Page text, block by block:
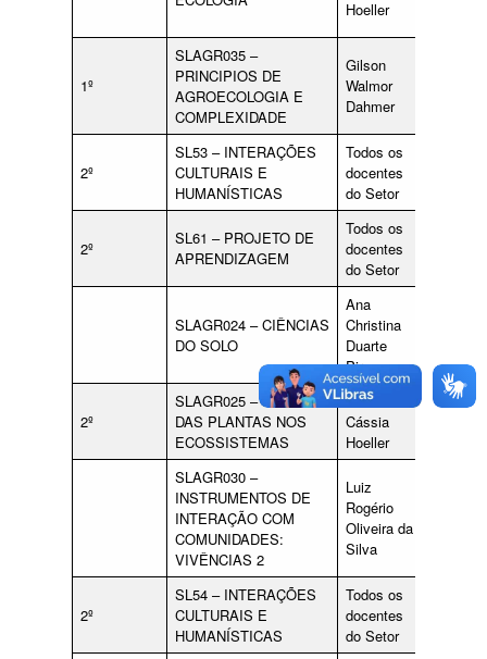
Hoeller
1º
SLAGR035 –
PRINCIPIOS DE
AGROECOLOGIA E
COMPLEXIDADE
Gilson
Walmor
Dahmer
2º
SL53 – INTERAÇÕES
CULTURAIS E
HUMANÍSTICAS
Todos os
docentes
do Setor
2º
SL61 – PROJETO DE
APRENDIZAGEM
Todos os
docentes
do Setor
SLAGR024 – CIÊNCIAS
DO SOLO
Ana
Christina
Duarte
Pires
2º
SLAGR025 – ESTUDO
DAS PLANTAS NOS
ECOSSISTEMAS
Silvana
Cássia
Hoeller
SLAGR030 –
INSTRUMENTOS DE
INTERAÇÃO COM
COMUNIDADES:
VIVÊNCIAS 2
Luiz
Rogério
Oliveira da
Silva
2º
SL54 – INTERAÇÕES
CULTURAIS E
HUMANÍSTICAS
Todos os
docentes
do Setor